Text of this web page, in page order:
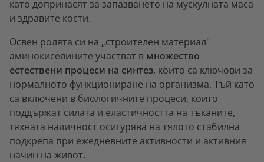
като допринасят за запазването на мускулната маса
и здравите кости.
Освен ролята си на „строителен материал"
аминокиселините участват в множество
естествени процеси на синтез, които са ключови за
нормалното функциониране на организма. Тъй като
са включени в биологичните процеси, които
поддържат силата и еластичността на тъканите,
тяхната наличност осигурява на тялото стабилна
подкрепа при ежедневните активности и активния
начин на живот.